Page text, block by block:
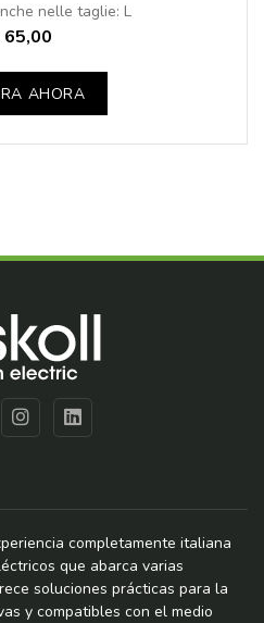
nelle taglie: L
65,00
AHORA
completamente italiana
que abarca varias
soluciones prácticas para la
y compatibles con el medio